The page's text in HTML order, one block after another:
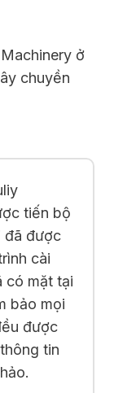
ở
chuyền
tiến bộ
đã được
cài
có mặt tại
bảo mọi
được
tin